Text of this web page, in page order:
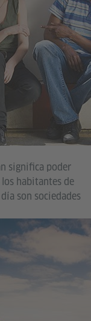
significa poder
habitantes de
son sociedades